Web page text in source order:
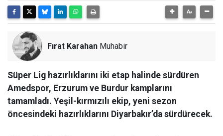
Fırat Karahan Muhabir
Süper Lig hazırlıklarını iki etap halinde sürdüren
Amedspor, Erzurum ve Burdur kamplarını
tamamladı. Yeşil-kırmızılı ekip, yeni sezon
öncesindeki hazırlıklarını Diyarbakır’da sürdürecek.